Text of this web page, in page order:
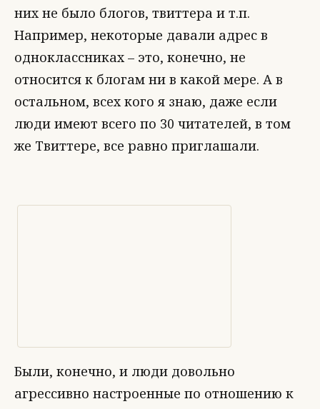
них не было блогов, твиттера и т.п.
Например, некоторые давали адрес в
одноклассниках – это, конечно, не
относится к блогам ни в какой мере. А в
остальном, всех кого я знаю, даже если
люди имеют всего по 30 читателей, в том
же Твиттере, все равно приглашали.
Были, конечно, и люди довольно
агрессивно настроенные по отношению к